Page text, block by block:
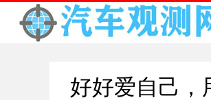
好好爱自己，